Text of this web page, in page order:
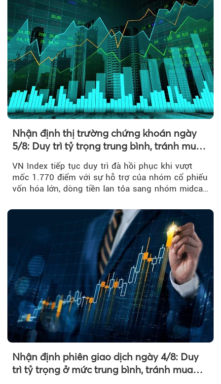
Nhận định thị trường chứng khoán ngày
5/8: Duy trì tỷ trọng trung bình, tránh mua
VN Index tiếp tục duy trì đà hồi phục khi vượt
mốc 1.770 điểm với sự hỗ trợ của nhóm cổ phiếu
vốn hóa lớn, dòng tiền lan tỏa sang nhóm midcap
Nhận định phiên giao dịch ngày 4/8: Duy
trì tỷ trọng ở mức trung bình, tránh mua